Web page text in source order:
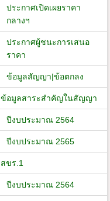
ประกาศเปิดเผยราคา
กลางฯ
ประกาศผู้ชนะการเสนอ
ราคา
ข้อมูลสัญญา|ข้อตกลง
ข้อมูลสาระสำคัญในสัญญา
ปีงบประมาณ 2564
ปีงบประมาณ 2565
สขร.1
ปีงบประมาณ 2564